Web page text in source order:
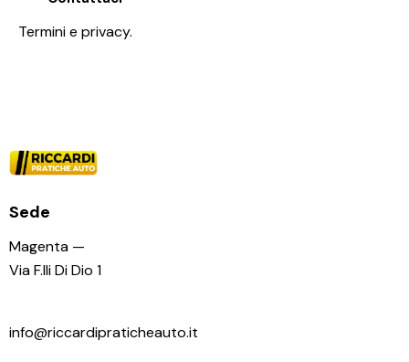
Termini e privacy.
Sede
Magenta —
Via F.lli Di Dio 1
info@riccardipraticheauto.it